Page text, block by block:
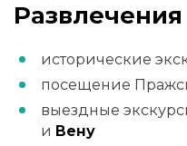
исторические
посещение
выездные
и Вену